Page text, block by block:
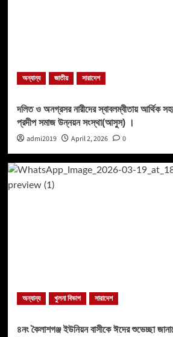
অন্যান্য জাতীয় সারাদেশ
দলিত ও অনগ্রসর নারীদের স্বাবলম্বীতায় আর্থিক
প্রদীপ সমাজ উন্নয়ন সংস্থা(আসুস) ।
admi2019
April 2, 2026 0
অন্যান্য খুলনা বিভাগ সারাদেশ
৪নং কৈলাশগঞ্জ ইউনিয়ন বাসীকে ঈদের শুভেচ্ছা